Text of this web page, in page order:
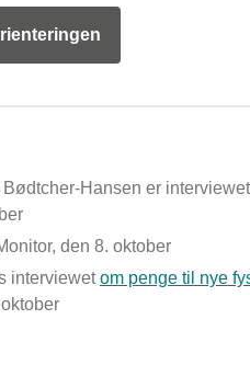
Hansen er interviewet
, den 8. oktober
interviewetom penge til nye